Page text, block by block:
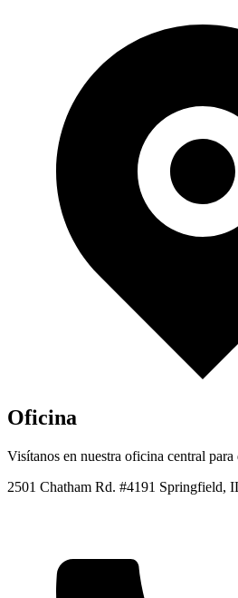
Oficina
Visítanos en nuestra oficina central para
2501 Chatham Rd. #4191 Springfield,